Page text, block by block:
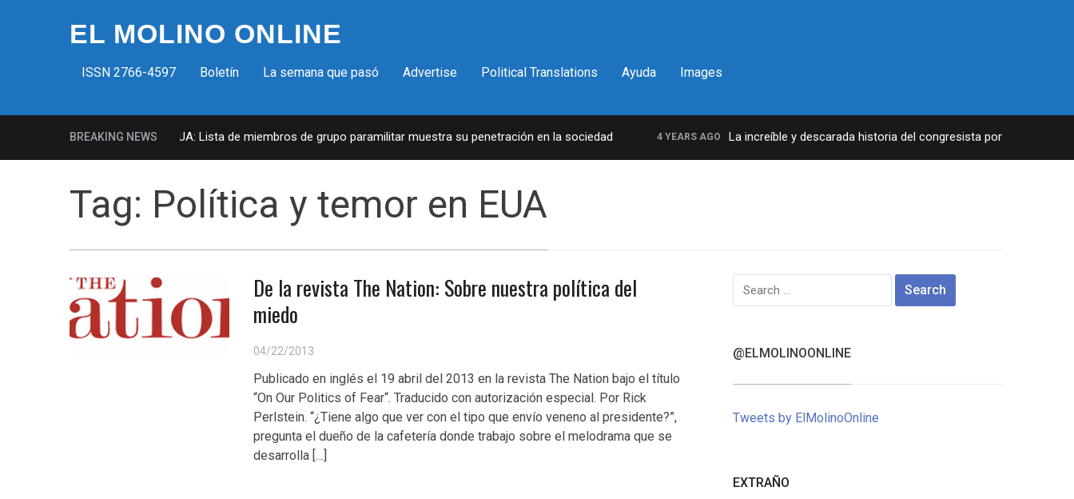
EL MOLINO ONLINE
ISSN 2766-4597 Boletín La semana que pasó Advertise Political Translations Ayuda Images
BREAKING NEWS
Milicias fascistas en EUA: Lista de miembros de grupo paramilitar muestra su penetración en la sociedad 4 YEARS AGO La increíble y descarada historia del congresista por NY George
Tag: Política y temor en EUA
De la revista The Nation: Sobre nuestra política del
miedo
04/22/2013
Publicado en inglés el 19 abril del 2013 en la revista The Nation bajo el título
“On Our Politics of Fear“. Traducido con autorización especial. Por Rick
Perlstein. “¿Tiene algo que ver con el tipo que envío veneno al presidente?”,
pregunta el dueño de la cafetería donde trabajo sobre el melodrama que se
desarrolla […]
Search
for:
@ELMOLINOONLINE
Tweets by ElMolinoOnline
EXTRAÑO